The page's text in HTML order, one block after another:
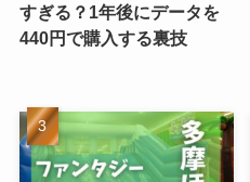
すぎる？1年後にデータを
440円で購入する裏技